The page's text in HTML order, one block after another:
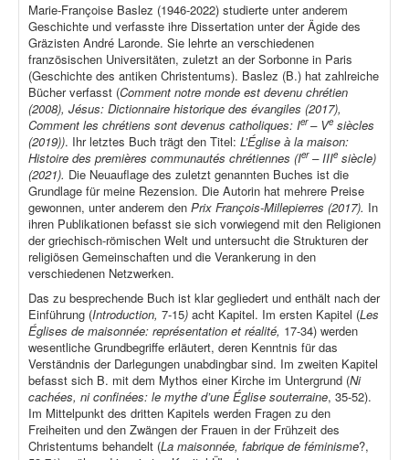
Marie-Françoise Baslez (1946-2022) studierte unter anderem
Geschichte und verfasste ihre Dissertation unter der Ägide des
Gräzisten André Laronde. Sie lehrte an verschiedenen
französischen Universitäten, zuletzt an der Sorbonne in Paris
(Geschichte des antiken Christentums). Baslez (B.) hat zahlreiche
Bücher verfasst (Comment notre monde est devenu chrétien
(2008), Jésus: Dictionnaire historique des évangiles (2017),
Comment les chrétiens sont devenus catholiques: Ier– Ve siècles
(2019)). Ihr letztes Buch trägt den Titel: L’Église à la maison:
Histoire des premières communautés chrétiennes (Ier– IIIe siècle)
(2021). Die Neuauflage des zuletzt genannten Buches ist die
Grundlage für meine Rezension. Die Autorin hat mehrere Preise
gewonnen, unter anderem den Prix François-Millepierres (2017). In
ihren Publikationen befasst sie sich vorwiegend mit den Religionen
der griechisch-römischen Welt und untersucht die Strukturen der
religiösen Gemeinschaften und die Verankerung in den
verschiedenen Netzwerken.
Das zu besprechende Buch ist klar gegliedert und enthält nach der
Einführung (Introduction, 7-15) acht Kapitel. Im ersten Kapitel (Les
Églises de maisonnée: représentation et réalité, 17-34) werden
wesentliche Grundbegriffe erläutert, deren Kenntnis für das
Verständnis der Darlegungen unabdingbar sind. Im zweiten Kapitel
befasst sich B. mit dem Mythos einer Kirche im Untergrund (Ni
cachées, ni confinées: le mythe d’une Église souterraine, 35-52).
Im Mittelpunkt des dritten Kapitels werden Fragen zu den
Freiheiten und den Zwängen der Frauen in der Frühzeit des
Christentums behandelt (La maisonnée, fabrique de féminisme?,